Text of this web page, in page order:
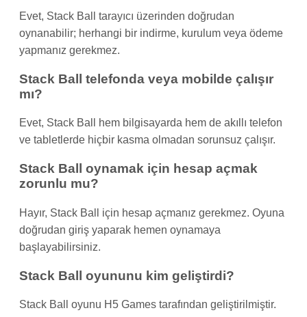
Evet, Stack Ball tarayıcı üzerinden doğrudan
oynanabilir; herhangi bir indirme, kurulum veya ödeme
yapmanız gerekmez.
Stack Ball telefonda veya mobilde çalışır
mı?
Evet, Stack Ball hem bilgisayarda hem de akıllı telefon
ve tabletlerde hiçbir kasma olmadan sorunsuz çalışır.
Stack Ball oynamak için hesap açmak
zorunlu mu?
Hayır, Stack Ball için hesap açmanız gerekmez. Oyuna
doğrudan giriş yaparak hemen oynamaya
başlayabilirsiniz.
Stack Ball oyununu kim geliştirdi?
Stack Ball oyunu H5 Games tarafından geliştirilmiştir.